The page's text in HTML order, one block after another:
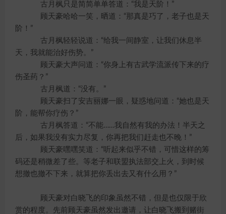
古月枫只是简简单单答道：“我是天阶！”
顾天豪哈哈一笑，晒道：“那真是巧了，老子也是天
阶！”
古月枫轻轻说道：“给我一间静室，让我们休息半
天，我就能治好伤势。”
顾天豪大声问道：“你身上有古武学流派传下来的疗
伤圣药？”
古月枫道：“没有。”
顾天豪扫了安吉丽娜一眼，疑惑地问道：“她也是天
阶，能帮你疗伤？”
古月枫答道：“不能……我自然有我的办法！半天之
后，如果我没有实力尽复，你再把我们赶走也不晚！”
顾天豪嘿嘿笑道：“听起来似乎不错，可惜这样的筹
码还是稍微差了些。等老子和联盟执法部交上火，到时候
想撤也撤不下来，就算把你丢出去又有什么用？”
顾天豪对白晓飞的印象虽然不错，但是也仅限于欣
赏的程度。先前顾天豪虽然发出邀请，让白晓飞搬到赌街